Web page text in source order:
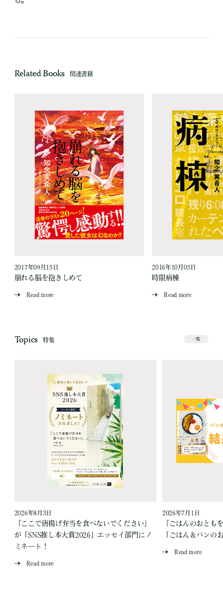
Related Books 関連書籍
2017年09月15日
崩れる脳を抱きしめて
Read more
2016年10月05日
時限病棟
Read more
Topics 特集 一覧
2026年8月3日
『ここで唐揚げ弁当を食べないでください』
が「SNS推し本大賞2026」エッセイ部門にノ
ミネート！
Read more
2026年7月1日
『ごはんのおとも
「ごはん＆パンの
Read more